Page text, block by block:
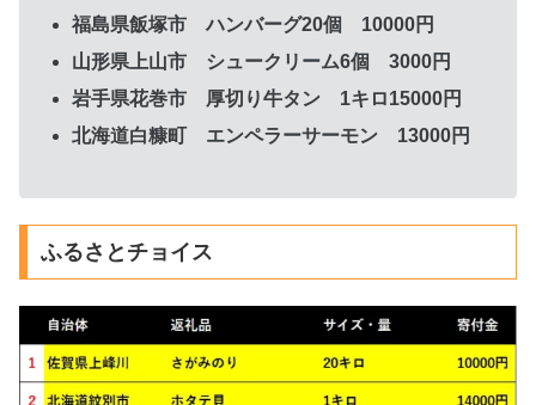
福島県飯塚市 ハンバーグ20個 10000円
山形県上山市 シュークリーム6個 3000円
岩手県花巻市 厚切り牛タン 1キロ15000円
北海道白糠町 エンペラーサーモン 13000円
ふるさとチョイス